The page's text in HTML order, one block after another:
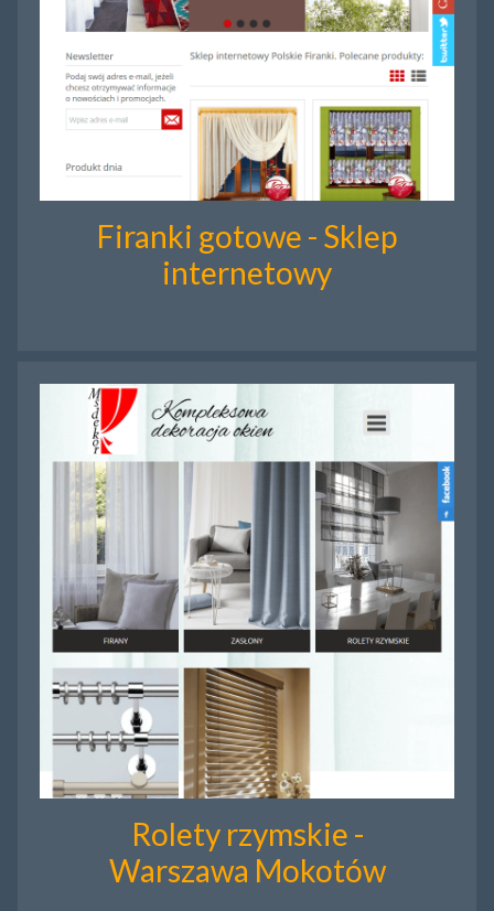
Firanki gotowe - Sklep
internetowy
Rolety rzymskie -
Warszawa Mokotów